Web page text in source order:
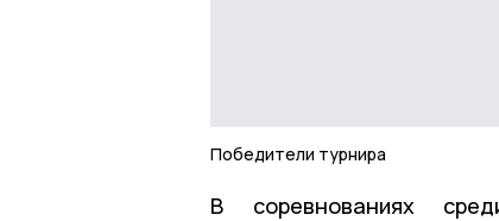
Победители турнира
В соревнованиях